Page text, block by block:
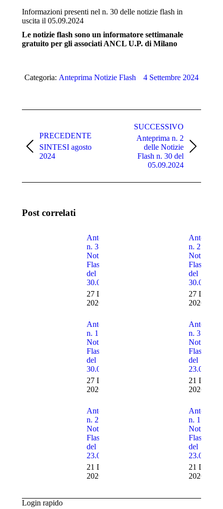
Informazioni presenti nel n. 30 delle notizie flash in
uscita il 05.09.2024
Le notizie flash sono un informatore settimanale
gratuito per gli associati ANCL U.P. di Milano
Categoria: Anteprima Notizie Flash 4 Settembre 2024
post
PRECEDENTE
Post
precedente:
SINTESI agosto
2024
SUCCESSIVO
Prossimo
post:
Anteprima n. 2
delle Notizie
Flash n. 30 del
05.09.2024
Post correlati
Anteprima
n. 3 delle
Notizie
Flash n. 30
del
30.07.2026
27 Luglio
2026
Anteprima
n. 2 delle
Notizie
Flash n. 30
del
27 Luglio
2026
Anteprima
n. 1 delle
Notizie
Flash n. 30
del
30.07.2026
27 Luglio
2026
Anteprima
n. 3 delle
Notizie
Flash n. 29
del
21 Luglio
2026
Anteprima
n. 2 delle
Notizie
Flash n. 29
del
23.07.2026
21 Luglio
2026
Anteprima
n. 1 delle
Notizie
Flash n. 29
del
21 Luglio
2026
Login rapido